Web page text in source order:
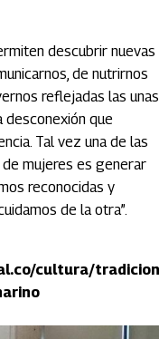
descubrir nuevas
de nutrirnos
reflejadas las unas
desconexión que
Tal vez una de las
mujeres es generar
reconocidas y
de la otra”.
cultura/